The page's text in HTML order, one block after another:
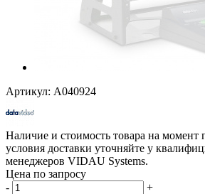
Артикул: A040924
Наличие и стоимость товара на момент
условия доставки уточняйте у
менеджеров VIDAU Systems.
Цена по запросу
-
+